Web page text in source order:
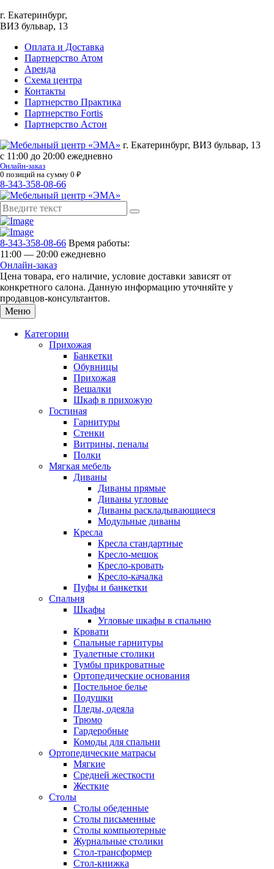
г. Екатеринбург,
ВИЗ бульвар, 13
Оплата и Доставка
Партнерство Атом
Аренда
Схема центра
Контакты
Партнерство Практика
Партнерство Fortis
Партнерство Астон
г. Екатеринбург, ВИЗ бульвар, 13
с 11:00 до 20:00 ежедневно
Онлайн-заказ
0 позиций на сумму 0 ₽
8-343-358-08-66
8-343-358-08-66 Время работы:
11:00 — 20:00 ежедневно
Онлайн-заказ
Цена товара, его наличие, условие доставки зависят от
конкретного салона. Данную информацию уточняйте у
продавцов-консультантов.
Меню
Категории
Прихожая
Банкетки
Обувницы
Прихожая
Вешалки
Шкаф в прихожую
Гостиная
Гарнитуры
Стенки
Витрины, пеналы
Полки
Мягкая мебель
Диваны
Диваны прямые
Диваны угловые
Диваны раскладывающиеся
Модульные диваны
Кресла
Кресла стандартные
Кресло-мешок
Кресло-кровать
Кресло-качалка
Пуфы и банкетки
Спальня
Шкафы
Угловые шкафы в спальню
Кровати
Спальные гарнитуры
Туалетные столики
Тумбы прикроватные
Ортопедические основания
Постельное белье
Подушки
Пледы, одеяла
Трюмо
Гардеробные
Комоды для спальни
Ортопедические матрасы
Мягкие
Средней жесткости
Жесткие
Столы
Столы обеденные
Столы письменные
Столы компьютерные
Журнальные столики
Стол-трансформер
Стол-книжка